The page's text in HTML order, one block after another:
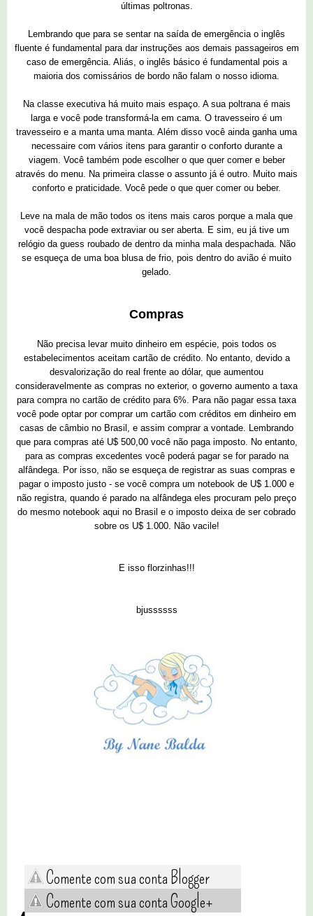
últimas poltronas.
Lembrando que para se sentar na saída de emergência o inglês
fluente é fundamental para dar instruções aos demais passageiros em
caso de emergência. Aliás, o inglês básico é fundamental pois a
maioria dos comissários de bordo não falam o nosso idioma.
Na classe executiva há muito mais espaço. A sua poltrana é mais
larga e você pode transformá-la em cama. O travesseiro é um
travesseiro e a manta uma manta. Além disso você ainda ganha uma
necessaire com vários itens para garantir o conforto durante a
viagem. Você também pode escolher o que quer comer e beber
através do menu. Na primeira classe o assunto já é outro. Muito mais
conforto e praticidade. Você pede o que quer comer ou beber.
Leve na mala de mão todos os itens mais caros porque a mala que
você despacha pode extraviar ou ser aberta. E sim, eu já tive um
relógio da guess roubado de dentro da minha mala despachada. Não
se esqueça de uma boa blusa de frio, pois dentro do avião é muito
gelado.
Compras
Não precisa levar muito dinheiro em espécie, pois todos os
estabelecimentos aceitam cartão de crédito. No entanto, devido a
desvalorização do real frente ao dólar, que aumentou
consideravelmente as compras no exterior, o governo aumento a taxa
para compra no cartão de crédito para 6%. Para não pagar essa taxa
você pode optar por comprar um cartão com créditos em dinheiro em
casas de câmbio no Brasil, e assim comprar a vontade. Lembrando
que para compras até U$ 500,00 você não paga imposto. No entanto,
para as compras excedentes você poderá pagar se for parado na
alfândega. Por isso, não se esqueça de registrar as suas compras e
pagar o imposto justo - se você compra um notebook de U$ 1.000 e
não registra, quando é parado na alfândega eles procuram pelo preço
do mesmo notebook aqui no Brasil e o imposto deixa de ser cobrado
sobre os U$ 1.000. Não vacile!
E isso florzinhas!!!
bjussssss
Comente com sua conta Blogger
Comente com sua conta Google+